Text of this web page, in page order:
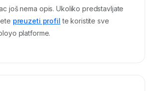
još nema opis. Ukoliko predstavljate
preuzeti profil te koristite sve
platforme.